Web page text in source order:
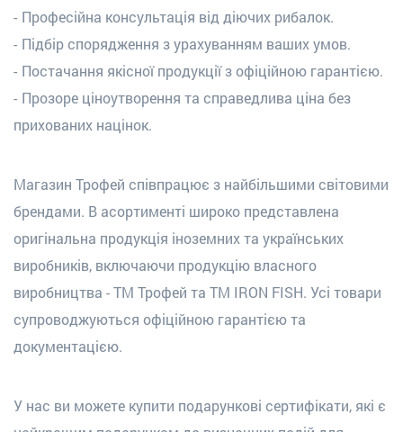
Професійна консультація від діючих рибалок.
Підбір спорядження з урахуванням ваших умов.
Постачання якісної продукції з офіційною гарантією.
Прозоре ціноутворення та справедлива ціна без
прихованих націнок.
Магазин Трофей співпрацює з найбільшими світовими
брендами. В асортименті широко представлена
оригінальна продукція іноземних та українських
виробників, включаючи продукцію власного
виробництва - ТМ Трофей та ТМ IRON FISH. Усі товари
супроводжуються офіційною гарантією та
документацією.
У нас ви можете купити подарункові сертифікати, які є